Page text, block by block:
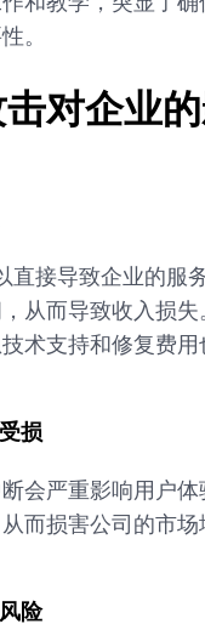
。
击对企业
直接导致企业的服
从而导致收入损
术支持和修复费
损
会严重影响用户
而损害公司的市
险